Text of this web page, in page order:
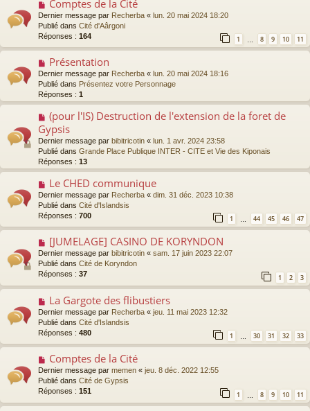
g
e
u
m
e
s
s
a
g
e
u
v
e
a
m
e
s
s
a
g
e
Comptes de la Cité
Dernier message par Recherba « lun. 20 mai 2024 18:20
Publié dans Cité d'Aârgoni
Réponses : 164 1 8 9 10 11
N
u
v
e
a
u
m
e
s
s
a
e
Présentation
Dernier message par Recherba « lun. 20 mai 2024 18:16
Publié dans Présentez votre Personnage
Réponses : 1
N
u
v
e
a
m
e
s
s
a
g
e
(pour l'IS) Destruction de l'extension de la foret de
Gypsis
Dernier message par bibitricotin « lun. 1 avr. 2024 23:58
Publié dans Grande Place Publique INTER - CITE et Vie des Kiponais
Réponses : 13
N
u
v
e
a
m
e
s
s
a
g
e
Le CHED communique
Dernier message par Recherba « dim. 31 déc. 2023 10:38
Publié dans Cité d'Islandsis
Réponses : 700 1 … 44 45 46 47
N
u
v
a
m
e
s
s
e
[JUMELAGE] CASINO DE KORYNDON
Dernier message par bibitricotin « sam. 17 juin 2023 22:07
Publié dans Cité de Koryndon
Réponses : 37 1 2 3
N
u
v
e
a
u
m
e
s
s
La Gargote des flibustiers
Dernier message par Recherba « jeu. 11 mai 2023 12:32
Publié dans Cité d'Islandsis
Réponses : 480 1 … 30 31 32 33
N
u
v
e
a
Comptes de la Cité
Dernier message par memen « jeu. 8 déc. 2022 12:55
Publié dans Cité de Gypsis
Réponses : 151 1 8 9 10 11